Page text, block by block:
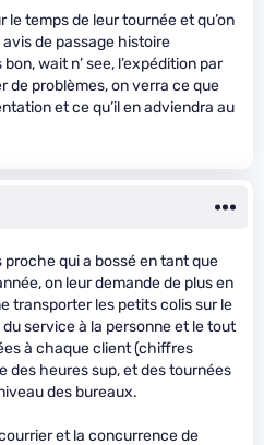
temps de leur tournée et qu’on
de passage histoire
wait n’ see, l’expédition par
de problèmes, on verra ce que
et ce qu’il en adviendra au
qui a bossé en tant que
on leur demande de plus en
transporter les petits colis sur le
service à la personne et le tout
à chaque client (chiffres
des heures sup, et des tournées
des bureaux.
et la concurrence de